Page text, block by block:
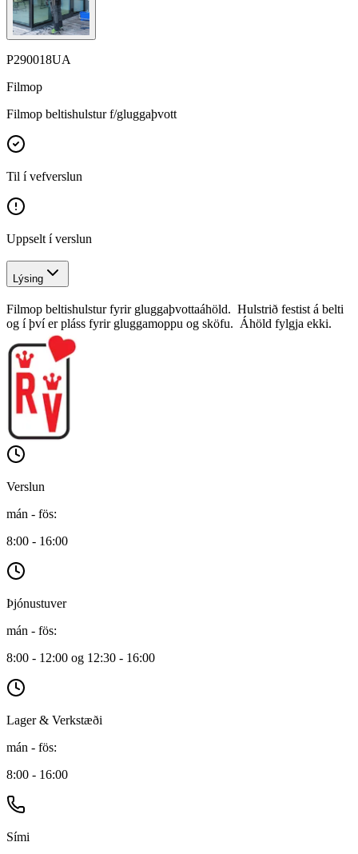
P290018UA
Filmop
Filmop beltishulstur f/gluggaþvott
Til í vefverslun
Uppselt í verslun
Lýsing
Filmop beltishulstur fyrir gluggaþvottaáhöld. Hulstrið festist á belti
og í því er pláss fyrir gluggamoppu og sköfu. Áhöld fylgja ekki.
Verslun
mán - fös:
8:00 - 16:00
Þjónustuver
mán - fös:
8:00 - 12:00 og 12:30 - 16:00
Lager & Verkstæði
mán - fös:
8:00 - 16:00
Sími